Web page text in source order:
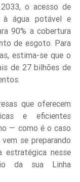
o acesso de
à água potável e
90% a cobertura
de esgoto​. Para
estima-se que o
de 27 bilhões de
que oferecem
e eficientes
— como é o caso
se preparando
estratégica nesse
da sua Linha